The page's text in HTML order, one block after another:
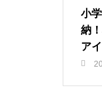
小
納
ア